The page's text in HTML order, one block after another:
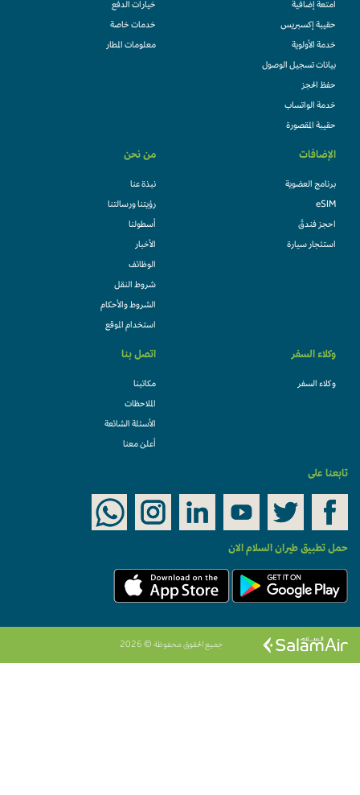
امتعة إضافية
حقيبة إكسبريس
خدمة الأولوية
بيانات تسجيل الوصول
حفظ الحجز
خدمة الواتساب
حقيبة المقصورة
خيارات الدفع
خدمات خاصة
معلومات المطار
الإضافات
برنامج العضوية
eSIM
احجز فندقً
استئجار سيارة
من نحن
نبذة عنا
رؤيتنا ورسالتنا
أسطولنا
الأخبار
الوظائف
شروط النقل
الشروط والأحكام
استخدام الموقع
وكلاء السفر
وكلاء السفر
اتصل بنا
مكاتبنا
الملاحظات
الأسئلة الشائعة
أعلن معنا
على
تطبيق طيران السلام الان
جميع الحقوق محفوظة © 2026